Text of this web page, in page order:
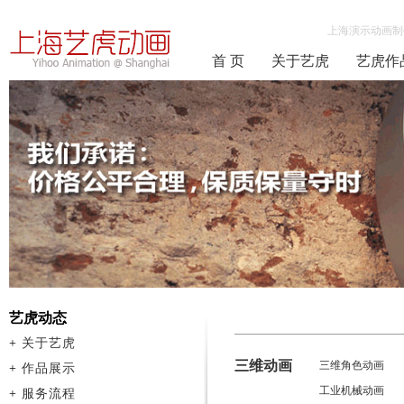
上海演示动画
首 页 关于艺虎 艺虎作
三维动画
三维角色动画
工业机械动画
艺虎动态
+ 关于艺虎
+ 作品展示
+ 服务流程